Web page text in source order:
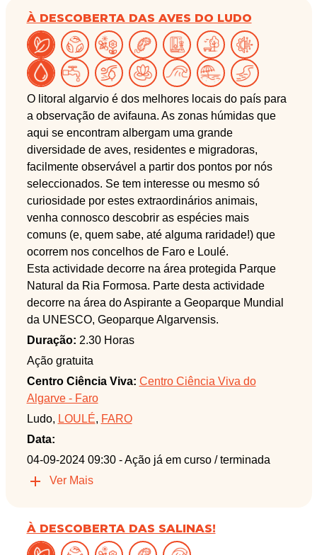
À DESCOBERTA DAS AVES DO LUDO
O litoral algarvio é dos melhores locais do país para
a observação de avifauna. As zonas húmidas que
aqui se encontram albergam uma grande
diversidade de aves, residentes e migradoras,
facilmente observável a partir dos pontos por nós
seleccionados. Se tem interesse ou mesmo só
curiosidade por estes extraordinários animais,
venha connosco descobrir as espécies mais
comuns (e, quem sabe, até alguma raridade!) que
ocorrem nos concelhos de Faro e Loulé.
Esta actividade decorre na área protegida Parque
Natural da Ria Formosa. Parte desta actividade
decorre na área do Aspirante a Geoparque Mundial
da UNESCO, Geoparque Algarvensis.
Duração: 2.30 Horas
Ação gratuita
Centro Ciência Viva: Centro Ciência Viva do
Algarve - Faro
Ludo, LOULÉ, FARO
Data:
04-09-2024 09:30 - Ação já em curso / terminada
Ver Mais
À DESCOBERTA DAS SALINAS!